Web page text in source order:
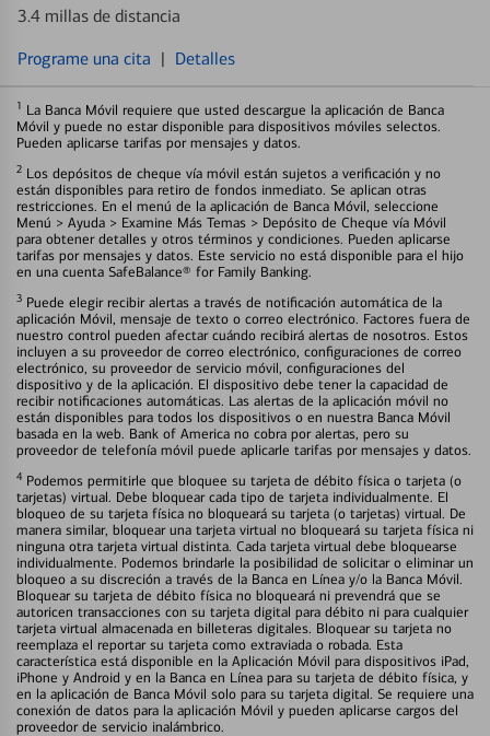
3.4 millas de distancia
Programe una cita | Detalles
1 La Banca Móvil requiere que usted descargue la aplicación de Banca
Móvil y puede no estar disponible para dispositivos móviles selectos.
Pueden aplicarse tarifas por mensajes y datos.
2 Los depósitos de cheque vía móvil están sujetos a verificación y no
están disponibles para retiro de fondos inmediato. Se aplican otras
restricciones. En el menú de la aplicación de Banca Móvil, seleccione
Menú > Ayuda > Examine Más Temas > Depósito de Cheque vía Móvil
para obtener detalles y otros términos y condiciones. Pueden aplicarse
tarifas por mensajes y datos. Este servicio no está disponible para el hijo
en una cuenta SafeBalance® for Family Banking.
3 Puede elegir recibir alertas a través de notificación automática de la
aplicación Móvil, mensaje de texto o correo electrónico. Factores fuera de
nuestro control pueden afectar cuándo recibirá alertas de nosotros. Estos
incluyen a su proveedor de correo electrónico, configuraciones de correo
electrónico, su proveedor de servicio móvil, configuraciones del
dispositivo y de la aplicación. El dispositivo debe tener la capacidad de
recibir notificaciones automáticas. Las alertas de la aplicación móvil no
están disponibles para todos los dispositivos o en nuestra Banca Móvil
basada en la web. Bank of America no cobra por alertas, pero su
proveedor de telefonía móvil puede aplicarle tarifas por mensajes y datos.
4 Podemos permitirle que bloquee su tarjeta de débito física o tarjeta (o
tarjetas) virtual. Debe bloquear cada tipo de tarjeta individualmente. El
bloqueo de su tarjeta física no bloqueará su tarjeta (o tarjetas) virtual. De
manera similar, bloquear una tarjeta virtual no bloqueará su tarjeta física ni
ninguna otra tarjeta virtual distinta. Cada tarjeta virtual debe bloquearse
individualmente. Podemos brindarle la posibilidad de solicitar o eliminar un
bloqueo a su discreción a través de la Banca en Línea y/o la Banca Móvil.
Bloquear su tarjeta de débito física no bloqueará ni prevendrá que se
autoricen transacciones con su tarjeta digital para débito ni para cualquier
tarjeta virtual almacenada en billeteras digitales. Bloquear su tarjeta no
reemplaza el reportar su tarjeta como extraviada o robada. Esta
característica está disponible en la Aplicación Móvil para dispositivos iPad,
iPhone y Android y en la Banca en Línea para su tarjeta de débito física, y
en la aplicación de Banca Móvil solo para su tarjeta digital. Se requiere una
conexión de datos para la aplicación Móvil y pueden aplicarse cargos del
proveedor de servicio inalámbrico.